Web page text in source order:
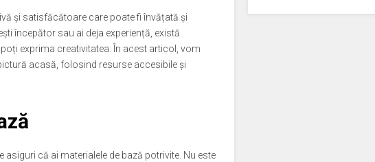
și satisfăcătoare care poate fi învățată și
începător sau ai deja experiență, există
exprima creativitatea. În acest articol, vom
acasă, folosind resurse accesibile și
că ai materialele de bază potrivite. Nu este